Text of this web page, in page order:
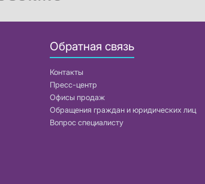
Обратная связь
Контакты
Пресс-центр
Офисы продаж
Обращения граждан и юридических лиц
Вопрос специалисту